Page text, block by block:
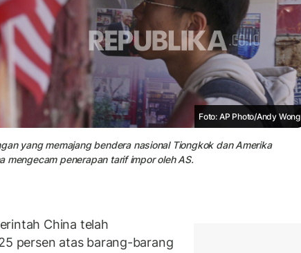
Foto: AP Photo/Andy Wong
yang memajang bendera nasional Tiongkok dan Amerika
mengecam penerapan tarif impor oleh AS.
China telah
persen atas barang-barang